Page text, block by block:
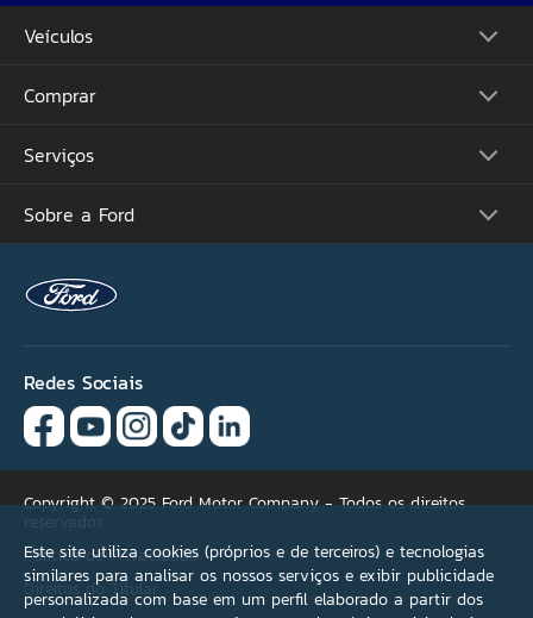
Este site utiliza cookies (próprios e de terceiros) e tecnologias
similares para analisar os nossos serviços e exibir publicidade
personalizada com base em um perfil elaborado a partir dos
Veículos
Picapes
Suvs
Performance
Comprar
Monte o Seu
Ofertas
Concessionárias
Acessórios Ford
Serviços Financeiros
Simule seu Financiamento
Plano Ford Sempre
Serviços
Atualização Sync
Proprietários
Recall
Ford Protect
Revisão Preço Fixo Ford
Agende seu Serviço
Garantia
Quick Lane®
Sobre a Ford
Carreiras
Programa de Estágio
Ford Global
Notícias
Fale Conosco
Redes Sociais
Copyright © 2025 Ford Motor Company - Todos os direitos
Política de Privacidade
Direitos do Titular